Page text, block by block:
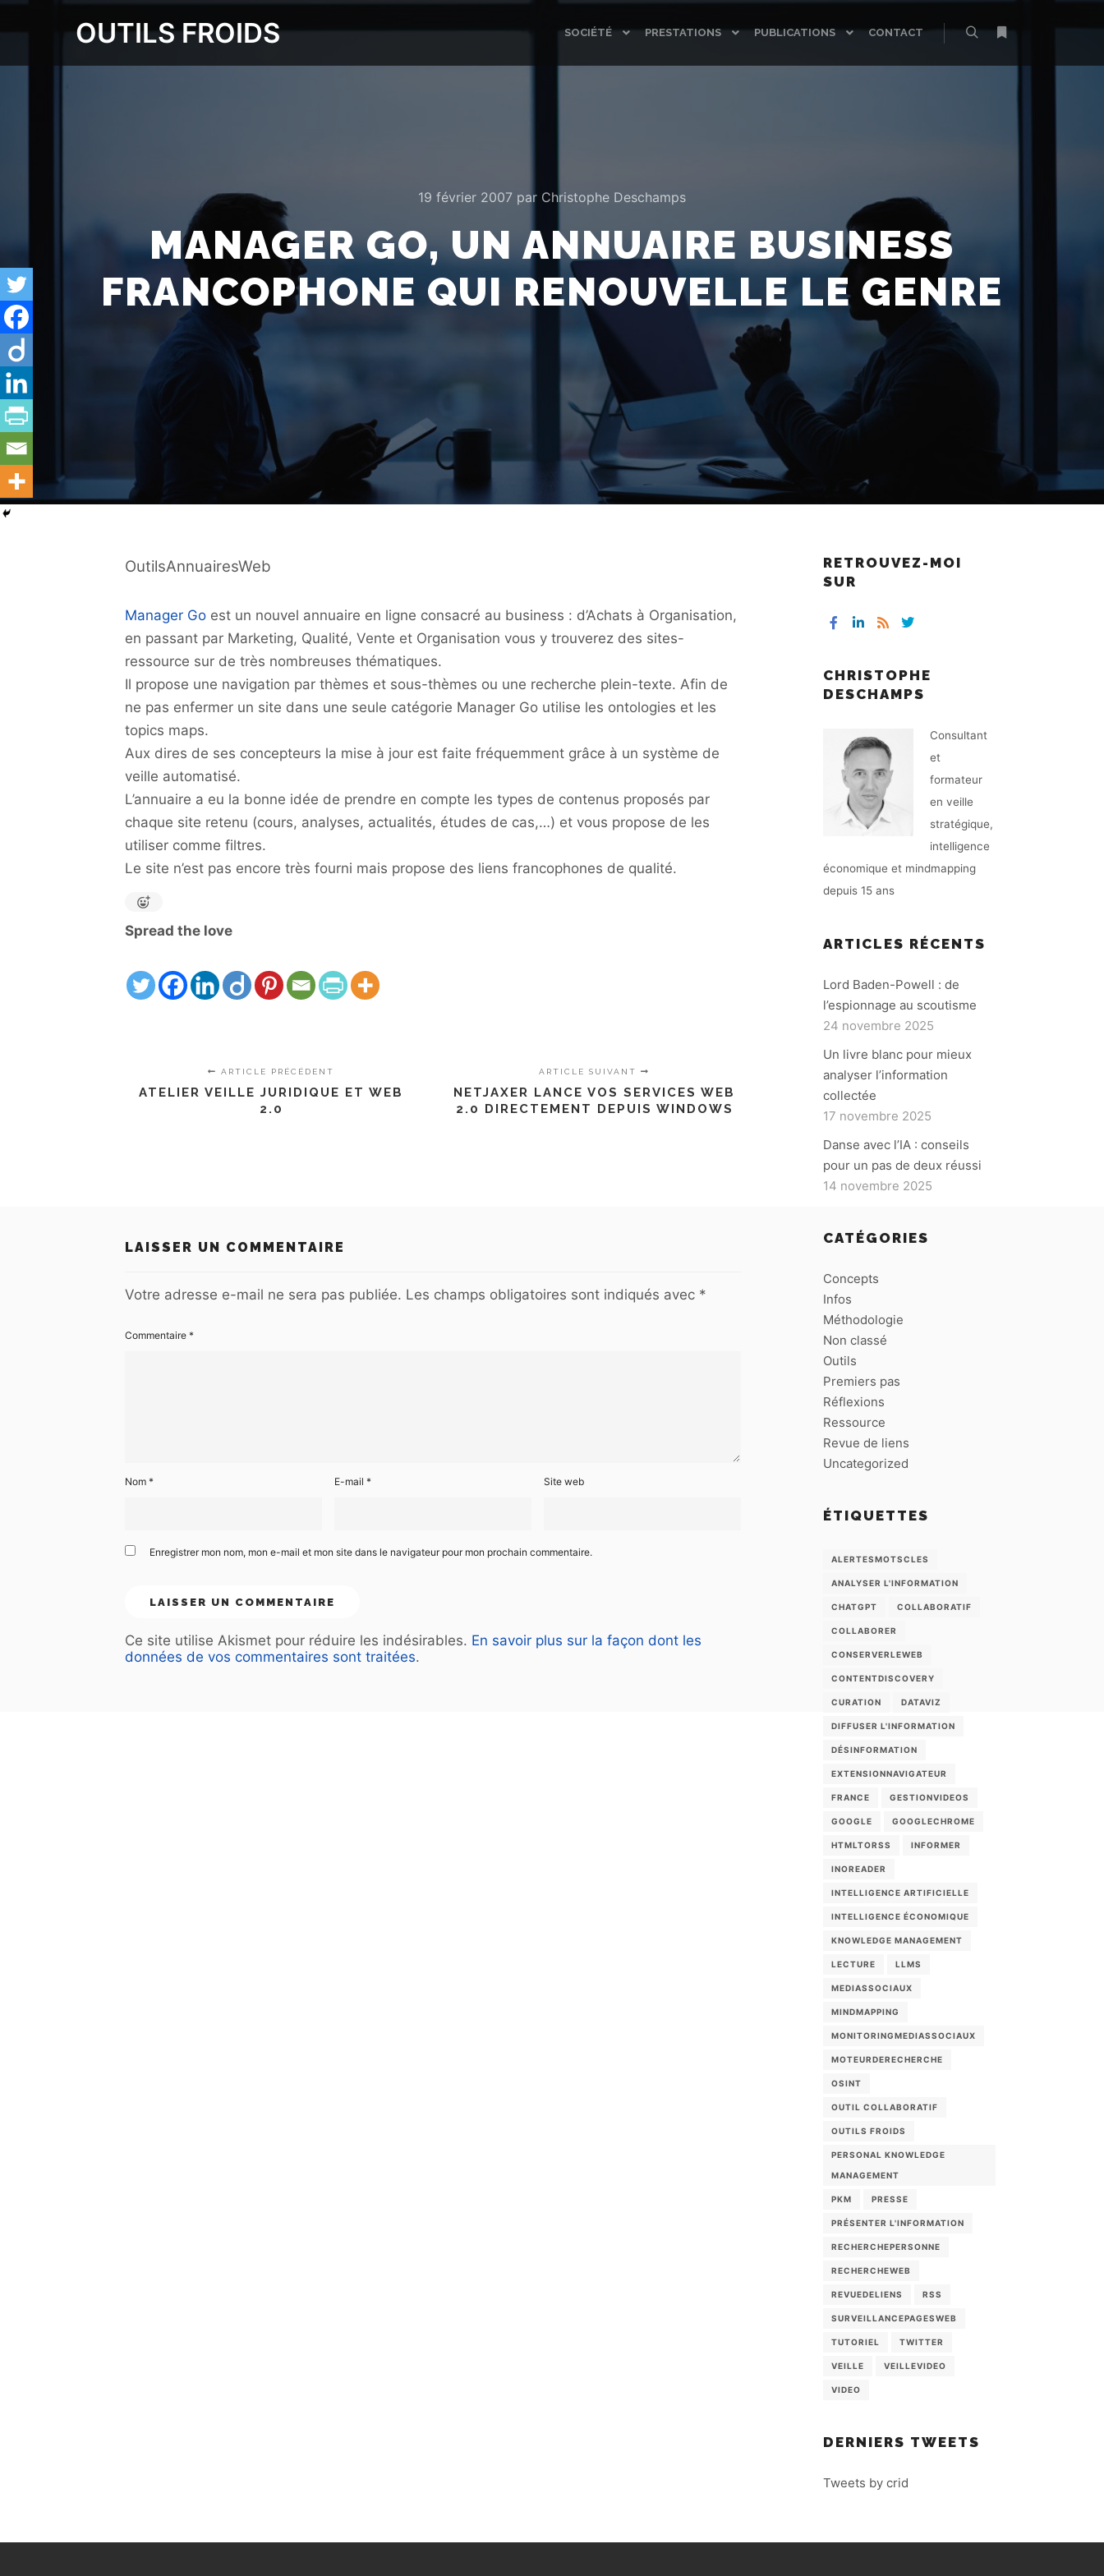
OUTILS FROIDS SOCIÉTÉ PRESTATIONS PUBLICATIONS
CONTACT
19 février 2007 par Christophe Deschamps
MANAGER GO, UN ANNUAIRE BUSINESS
FRANCOPHONE QUI RENOUVELLE LE GENRE
OutilsAnnuairesWeb
Manager Go est un nouvel annuaire en ligne consacré au business : d’Achats à Organisation,
en passant par Marketing, Qualité, Vente et Organisation vous y trouverez des sites-
ressource sur de très nombreuses thématiques.
Il propose une navigation par thèmes et sous-thèmes ou une recherche plein-texte. Afin de
ne pas enfermer un site dans une seule catégorie Manager Go utilise les ontologies et les
topics maps.
Aux dires de ses concepteurs la mise à jour est faite fréquemment grâce à un système de
veille automatisé.
L’annuaire a eu la bonne idée de prendre en compte les types de contenus proposés par
chaque site retenu (cours, analyses, actualités, études de cas,…) et vous propose de les
utiliser comme filtres.
Le site n’est pas encore très fourni mais propose des liens francophones de qualité.
Spread the love
ARTICLE PRÉCÉDENT
ATELIER VEILLE JURIDIQUE ET WEB
2.0
ARTICLE SUIVANT
NETJAXER LANCE VOS SERVICES WEB
2.0 DIRECTEMENT DEPUIS WINDOWS
LAISSER UN COMMENTAIRE
Votre adresse e-mail ne sera pas publiée. Les champs obligatoires sont indiqués avec *
Commentaire *
Nom * E-mail * Site web
Enregistrer mon nom, mon e-mail et mon site dans le navigateur pour mon prochain commentaire.
Ce site utilise Akismet pour réduire les indésirables. En savoir plus sur la façon dont les
données de vos commentaires sont traitées.
RETROUVEZ-MOI
SUR
CHRISTOPHE
DESCHAMPS
Consultant
et
formateur
en veille
stratégique,
intelligence
économique et mindmapping
depuis 15 ans
ARTICLES RÉCENTS
Lord Baden-Powell : de
l’espionnage au scoutisme
24 novembre 2025
Un livre blanc pour mieux
analyser l’information
collectée
17 novembre 2025
Danse avec l’IA : conseils
pour un pas de deux réussi
14 novembre 2025
CATÉGORIES
Concepts
Infos
Méthodologie
Non classé
Outils
Premiers pas
Réflexions
Ressource
Revue de liens
Uncategorized
ÉTIQUETTES
ALERTESMOTSCLES
ANALYSER L'INFORMATION
CHATGPT COLLABORATIF
COLLABORER
CONSERVERLEWEB
CONTENTDISCOVERY
CURATION DATAVIZ
DIFFUSER L'INFORMATION
DÉSINFORMATION
EXTENSIONNAVIGATEUR
FRANCE GESTIONVIDEOS
GOOGLE GOOGLECHROME
HTMLTORSS INFORMER
INOREADER
INTELLIGENCE ARTIFICIELLE
INTELLIGENCE ÉCONOMIQUE
KNOWLEDGE MANAGEMENT
LECTURE LLMS
MEDIASSOCIAUX
MINDMAPPING
MONITORINGMEDIASSOCIAUX
MOTEURDERECHERCHE
OSINT
OUTIL COLLABORATIF
OUTILS FROIDS
PERSONAL KNOWLEDGE
MANAGEMENT
PKM PRESSE
PRÉSENTER L'INFORMATION
RECHERCHEPERSONNE
RECHERCHEWEB
REVUEDELIENS RSS
SURVEILLANCEPAGESWEB
TUTORIEL TWITTER
VEILLE VEILLEVIDEO
VIDEO
DERNIERS TWEETS
Tweets by crid